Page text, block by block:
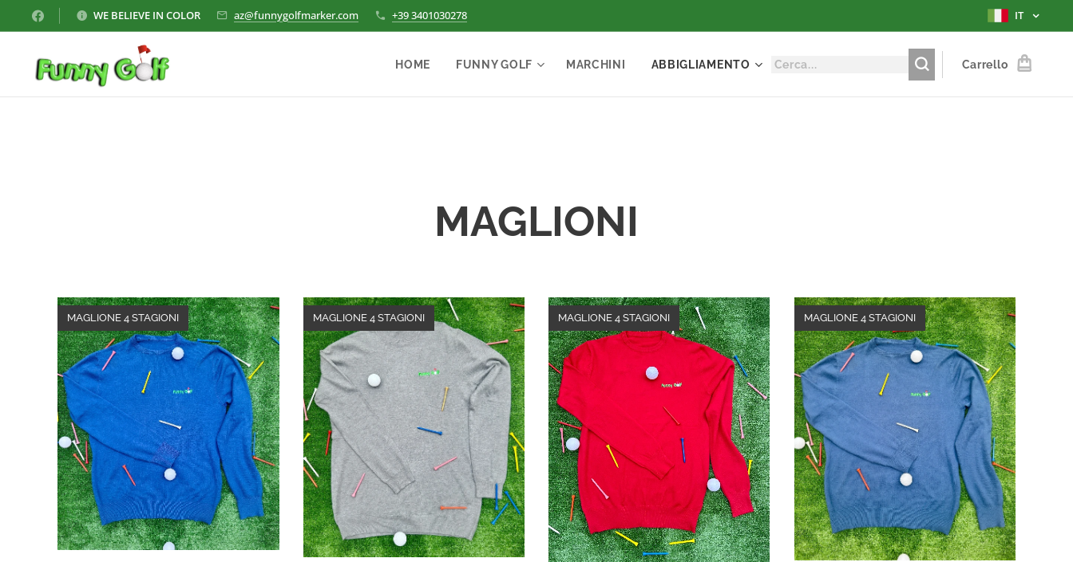
WE BELIEVE IN COLOR az@funnygolfmarker.com +39 3401030278 IT
HOME FUNNY GOLF MARCHINI ABBIGLIAMENTO Carrello
MAGLIONI
MAGLIONE 4 STAGIONI MAGLIONE 4 STAGIONI MAGLIONE 4 STAGIONI MAGLIONE 4 STAGIONI